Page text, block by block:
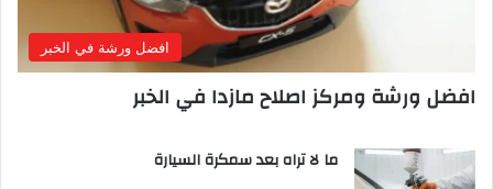
افضل ورشة في الخبر
افضل ورشة ومركز اصلاح مازدا في الخبر
ما لا تراه بعد سمكرة السيارة